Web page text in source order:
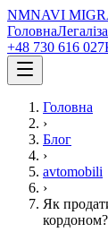
NMNAVI
Головна
+48 730 616 027
Головна
›
Блог
›
avtomobili
›
Як